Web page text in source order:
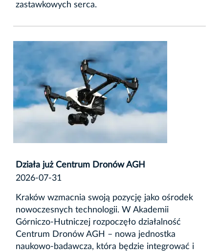
zastawkowych serca.
Działa już Centrum Dronów AGH
2026-07-31
Kraków wzmacnia swoją pozycję jako ośrodek
nowoczesnych technologii. W Akademii
Górniczo-Hutniczej rozpoczęło działalność
Centrum Dronów AGH – nowa jednostka
naukowo-badawcza, która będzie integrować i